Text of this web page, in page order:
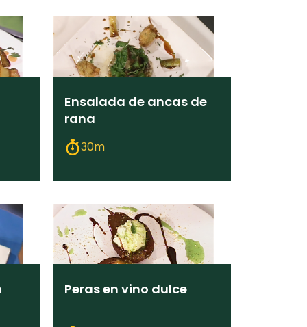
Ensalada de ancas de
rana
30m
Peras en vino dulce